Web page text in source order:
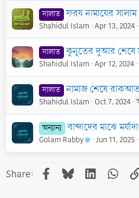
সালাত ফরয নামাযের সালাম শেষে প্রথমে এক বার আল্লাহু
Shahidul Islam Apr 13, 2024
সালাত কুনূতের দুআর শেষে
Shahidul Islam Apr 12, 2024
সালাত নামাজ শেষে
Shahidul Islam Oct 7, 2024
অন্যান্য বান্দাদের মাঝে মর্যাদাগত
Golam Rabby Jun 11, 2025
Share: Facebook
BlueskyLinkedIn